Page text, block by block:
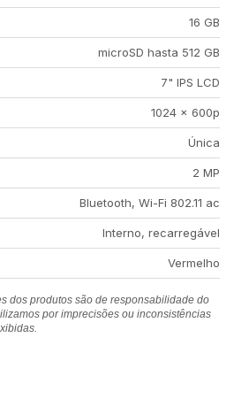
16 GB
microSD hasta 512 GB
7" IPS LCD
1024 x 600p
Única
2 MP
Bluetooth, Wi-Fi 802.11 ac
Interno, recarregável
Vermelho
dos produtos são de responsabilidade do
por imprecisões ou inconsistências